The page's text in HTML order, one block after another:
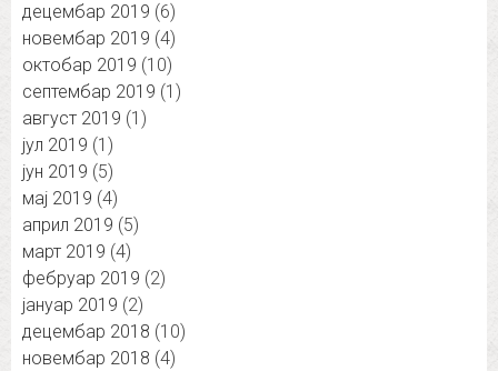
децембар 2019 (6)
новембар 2019 (4)
октобар 2019 (10)
септембар 2019 (1)
август 2019 (1)
јул 2019 (1)
јун 2019 (5)
мај 2019 (4)
април 2019 (5)
март 2019 (4)
фебруар 2019 (2)
јануар 2019 (2)
децембар 2018 (10)
новембар 2018 (4)